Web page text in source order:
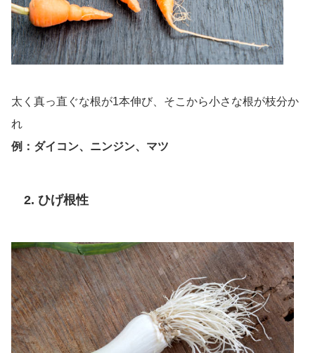
太く真っ直ぐな根が1本伸び、そこから小さな根が枝分か
れ
例：ダイコン、ニンジン、マツ
2. ひげ根性